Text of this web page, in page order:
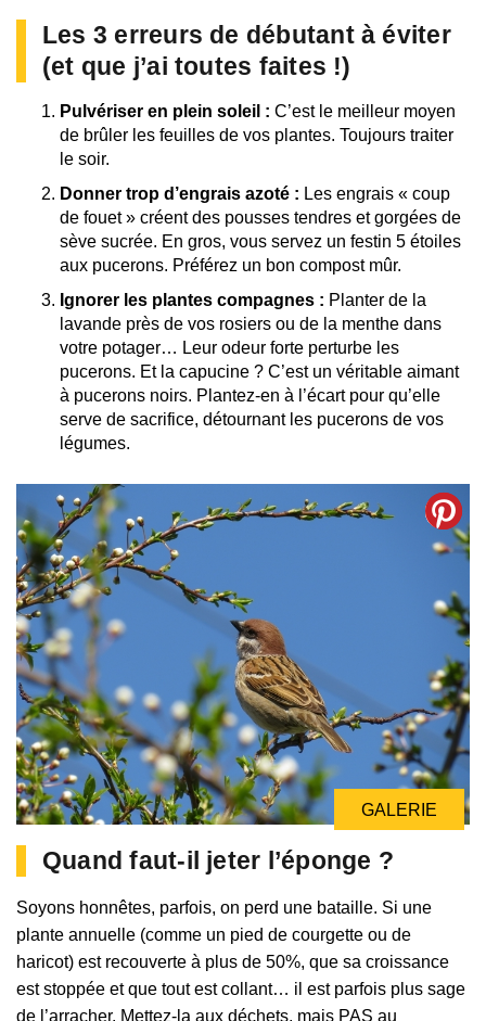
Les 3 erreurs de débutant à éviter
(et que j’ai toutes faites !)
Pulvériser en plein soleil : C’est le meilleur moyen
de brûler les feuilles de vos plantes. Toujours traiter
le soir.
Donner trop d’engrais azoté : Les engrais « coup
de fouet » créent des pousses tendres et gorgées de
sève sucrée. En gros, vous servez un festin 5 étoiles
aux pucerons. Préférez un bon compost mûr.
Ignorer les plantes compagnes : Planter de la
lavande près de vos rosiers ou de la menthe dans
votre potager… Leur odeur forte perturbe les
pucerons. Et la capucine ? C’est un véritable aimant
à pucerons noirs. Plantez-en à l’écart pour qu’elle
serve de sacrifice, détournant les pucerons de vos
légumes.
GALERIE
Quand faut-il jeter l’éponge ?
Soyons honnêtes, parfois, on perd une bataille. Si une
plante annuelle (comme un pied de courgette ou de
haricot) est recouverte à plus de 50%, que sa croissance
est stoppée et que tout est collant… il est parfois plus sage
de l’arracher. Mettez-la aux déchets, mais PAS au